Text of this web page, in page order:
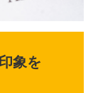
象を